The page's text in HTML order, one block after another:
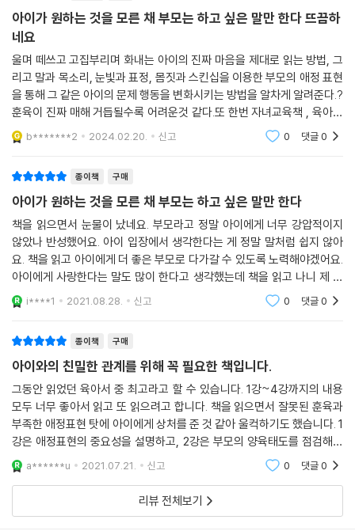
하게 다져줄 수 있는 실용적 육아 노하우가 이 책의 3장과 4장에 구체적으
로 실려 있다. 저자는 부모도 아이에 대한 사랑을 표현하는 데 서툴 수 있다
고 얘기한다. 어떤 부모에게는 자연스러운 애정 표현이 또 다른 부모에게
는 어렵고 힘들고 어색한 것은, 어린 시절에 내 원부모에게서 그런 애정 표
현을 받아본 적이 없기 때문이다. 그러나 아이에게 사랑을 표현하는 방법
도 얼마든지 새롭게 학습할 수 있으므로 배워야 한다. 이 책이 애정 표현의
충실한 기본서가 되어줄 것이다.
란다
사랑과 훈육 사이, 고민하는 부모들을 위한 소통 처방전
아이에게 제대로 전해지도록, 그래서 아이가 스스로 마음을 움직여 자기
행동을 바꾸도록 부모의 사랑을 표현하는 것이 그토록 중요한 이유는 안정
적인 애착의 토대가 되어주기 때문이다. 애착은 단순히 애정 표현만으로
쌓이는 것이 아니다. 바람직한 행동 기준과 문제 해결 방법을 알려주는 훈
육이 함께할 때 애착이 안정적으로 완성된다. 그런데도 애정 표현을 강조
깃들기 때문이다. 먼저 사랑을 충분히 표현한 상태에서 훈육을 더해야 하
는 것이다.
훈육의 경우도 문제 중심의 단호한 훈육은 갈등이 불거진 바로 그 시점에
서 고민하고 선택해보는 연습의 기회가 되어주지만, 그보다는 훈육의 긍정
적인 결과를 확인시키거나 미래에 예상되는 부정적 상황에 대비하여 일상
적으로 즐겁게 훈육 가치를 전하는 긍정 훈육의 비율이 월등히 높아야 한
다. 긍정 훈육 없는 단호한 훈육은 아이의 깊은 오해를 만들어낼 뿐만 아니
라 훈육 효과도 현저히 떨어뜨린다.
애정 표현과 훈육, 단호한 훈육과 긍정 훈육은 무엇이 옳고 그른가를 나누
는 개념이 아니다. 아이가 부모에게 사랑받는다고 느끼도록, 그래서 어떤
아이가 원하는 것을 모른 채 부모는 하고 싶은 말만 한다 뜨끔하
네요
울며 떼쓰고 고집부리며 화내는 아이의 진짜 마음을 제대로 읽는 방법, 그
리고 말과 목소리, 눈빛과 표정, 몸짓과 스킨십을 이용한 부모의 애정 표현
을 통해 그 같은 아이의 문제 행동을 변화시키는 방법을 알차게 알려준다.?
훈육이 진짜 매해 거듭될수록 어려운것 같다.또 한번 자녀교육책 , 육아서
를 읽으며 생각하고 실천하려고 다시 한번 되새기게 되는 육아서. 아이가
원하는 것을
b*******2 2024.02.20. 신고 0 댓글0
종이책 구매
아이가 원하는 것을 모른 채 부모는 하고 싶은 말만 한다
책을 읽으면서 눈물이 났네요. 부모라고 정말 아이에게 너무 강압적이지
않았나 반성했어요. 아이 입장에서 생각한다는 게 정말 말처럼 쉽지 않아
요. 책을 읽고 아이에게 더 좋은 부모로 다가갈 수 있도록 노력해야겠어요.
아이에게 사랑한다는 말도 많이 한다고 생각했는데 책을 읽고 나니 제 표
현이 진정한 표현이 아니였어요. 책읽고 아이에게 너무너무너무 귀엽다고
한마디 했는데 아
i****1 2021.08.28. 신고 0 댓글0
종이책 구매
아이와의 친밀한 관계를 위해 꼭 필요한 책입니다.
그동안 읽었던 육아서 중 최고라고 할 수 있습니다. 1강~4강까지의 내용
모두 너무 좋아서 읽고 또 읽으려고 합니다. 책을 읽으면서 잘못된 훈육과
부족한 애정표현 탓에 아이에게 상처를 준 것 같아 울컥하기도 했습니다. 1
강은 애정표현의 중요성을 설명하고, 2강은 부모의 양육태도를 점검해봅
니다. 3강에서는 훈육을 4강에서는 애정표현의 방법을 알려줍니다. 저에
게 가장 필요한 부
a******u 2021.07.21. 신고 0 댓글0
리뷰 전체보기